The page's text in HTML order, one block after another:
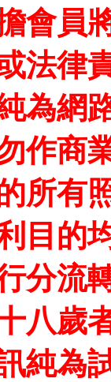
會員
法律
為網
作商
所有
目的
分流
八歲
純為